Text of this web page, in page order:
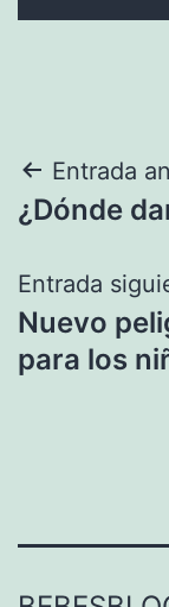
de
Entrada
¿Dónde
Entrada
Nuevo
para los